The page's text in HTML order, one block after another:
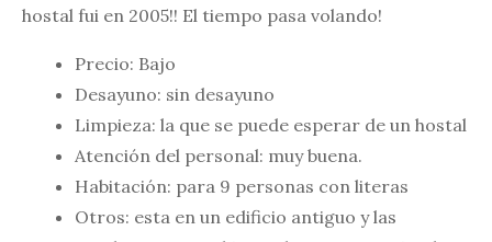
hostal fui en 2005!! El tiempo pasa volando!
Precio: Bajo
Desayuno: sin desayuno
Limpieza: la que se puede esperar de un hostal
Atención del personal: muy buena.
Habitación: para 9 personas con literas
Otros: esta en un edificio antiguo y las